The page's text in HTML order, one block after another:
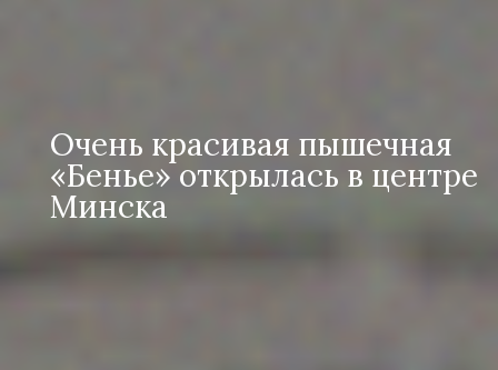
Очень красивая пышечная
«Бенье» открылась в центре
Минска